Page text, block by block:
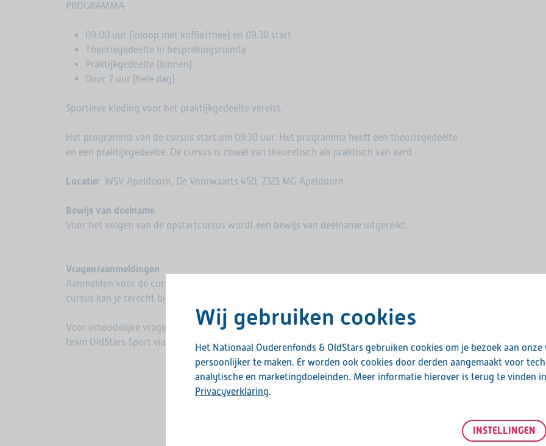
PROGRAMMA
09:00 uur (inloop met koffie/thee) en 09.30 start
Theoriegedeelte in besprekingsruimte
Praktijkgedeelte (binnen)
Duur 7 uur (hele dag)
Sportieve kleding voor het praktijkgedeelte vereist.
Het programma van de cursus start om 09:30 uur. Het programma heeft een theoriegedeelte
en een praktijkgedeelte. De cursus is zowel van theoretisch als praktisch van aard.
Locatie: WSV Apeldoorn, De Voorwaarts 450, 7321 MG Apeldoorn.
Bewijs van deelname
Voor het volgen van de opstartcursus wordt een bewijs van deelname uitgereikt.
Vragen/aanmeldingen
Aanmelden voor de cursus kan alleen via het formulier hieronder. Heb je vragen over de
cursus kan je terecht bij de
Voor inhoudelijke vragen of opmerkingen over de opstartcursus graag contact opnemen met
team OldStars Sport via
info@oldstars.nl
Wij gebruiken cookies
Het Nationaal Ouderenfonds & OldStars gebruiken cookies om je bezoek aan onze
persoonlijker te maken. Er worden ook cookies door derden aangemaakt voor
analytische en marketingdoeleinden. Meer informatie hierover is terug te vinden
Privacyverklaring.
INSTELLINGEN